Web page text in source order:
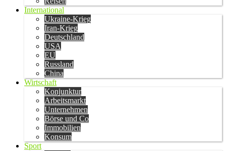
International
Ukraine-Krieg
Iran-Krieg
Deutschland
USA
EU
Russland
China
Wirtschaft
Konjunktur
Arbeitsmarkt
Unternehmen
Börse und Co
Immobilien
Konsum
Sport